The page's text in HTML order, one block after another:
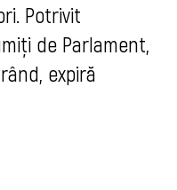
Potrivit
de Parlament,
expiră